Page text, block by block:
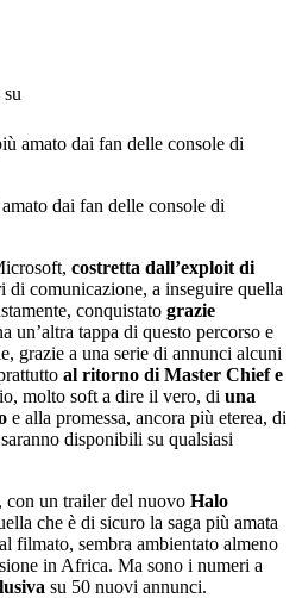
dai fan delle console di
costretta dall’exploit di
di comunicazione, a inseguire quella
conquistato grazie
un’altra tappa di questo percorso e
grazie a una serie di annunci alcuni
al ritorno di Master Chief e
molto soft a dire il vero, di una
e alla promessa, ancora più eterea, di
disponibili su qualsiasi
con un trailer del nuovo Halo
che è di sicuro la saga più amata
filmato, sembra ambientato almeno
in Africa. Ma sono i numeri a
su 50 nuovi annunci.